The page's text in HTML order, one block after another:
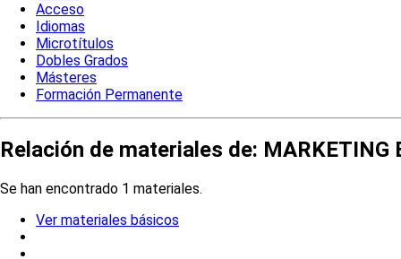
Acceso
Idiomas
Microtítulos
Dobles Grados
Másteres
Formación Permanente
Relación de materiales de: MARKETING
Se han encontrado 1 materiales.
Ver materiales básicos